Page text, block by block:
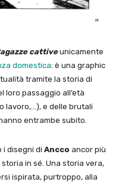
cattiveunicamente
domestica: è una graphic
tramite la storia di
loro passaggio all’età
lavoro,…), e delle brutali
entrambe subito.
i disegni di Ancco ancor più
in sé. Una storia vera,
ispirata, purtroppo, alla